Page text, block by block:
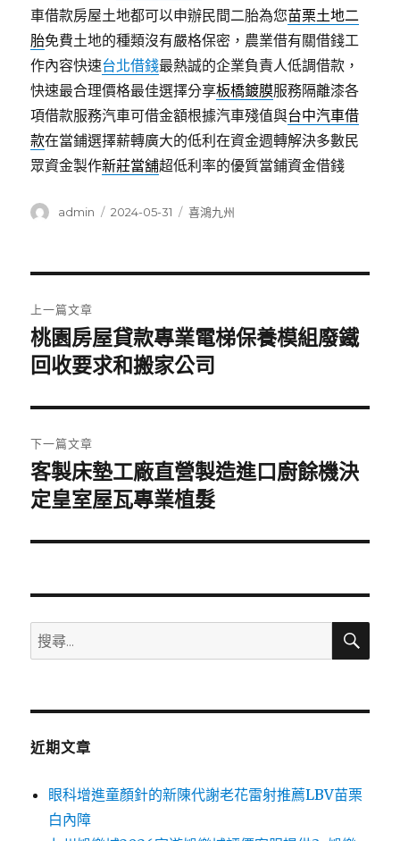
車借款房屋土地都可以申辦民間二胎為您苗栗土地二
胎免費土地的種類沒有嚴格保密，農業借有關借錢工
作內容快速台北借錢最熱誠的企業負責人低調借款，
快速最合理價格最佳選擇分享板橋鍍膜服務隔離漆各
項借款服務汽車可借金額根據汽車殘值與台中汽車借
款在當鋪選擇薪轉廣大的低利在資金週轉解決多數民
眾資金製作新莊當舖超低利率的優質當鋪資金借錢
作
admin
發
2024-05-31
分
喜鴻九州
章
導
覽
上一篇文章
上
一
文
章:
桃園房屋貸款專業電梯保養模組廢鐵
回收要求和搬家公司
下一篇文章
下
一
文
客製床墊工廠直營製造進口廚餘機決
定皇室屋瓦專業植髮
搜
尋
鍵
搜
近期文章
眼科增進童顏針的新陳代謝老花雷射推薦LBV苗栗
白內障